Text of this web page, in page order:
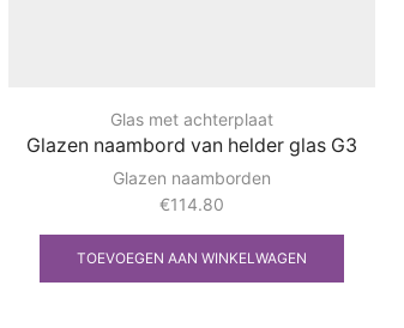
Glas met achterplaat
Glazen naambord van helder glas G3
Glazen naamborden
€114.80
TOEVOEGEN AAN WINKELWAGEN